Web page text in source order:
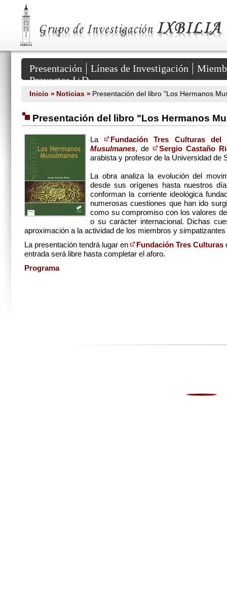
Investigación
Secciones
Presentación Líneas de Investigación
Proyectos I+D
Inicio » Noticias » Presentación del libro "Los Hermanos
Presentación del libro "Los Hermanos
La
Fundación Tres Culturas del
Musulmanes, de
Sergio Castaño
arabista y profesor de la Universidad de
La obra analiza la evolución del
desde sus orígenes hasta nuestros
conforman la corriente ideológica
numerosas cuestiones que han ido
como su compromiso con los valores
o su carácter internacional. Dichas
aproximación a la actividad de los miembros y
La presentación tendrá lugar en
Fundación Tres Culturas
entrada será libre hasta completar el aforo.
Programa